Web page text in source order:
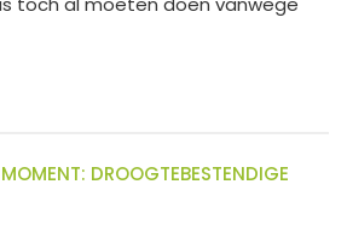
DROOGTEBESTENDIGE